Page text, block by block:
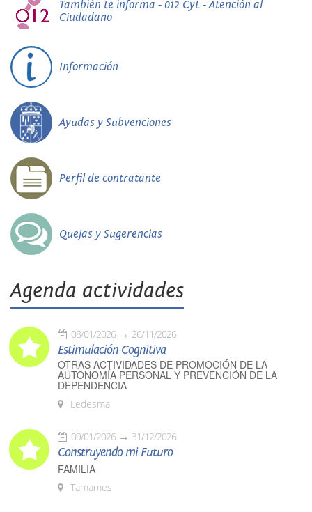
También te informa - 012 CyL - Atención al
Ciudadano
Información
Ayudas y Subvenciones
Perfil de contratante
Quejas y Sugerencias
Agenda actividades
08/01/2026 26/11/2026
Estimulación Cognitiva
OTRAS ACTIVIDADES DE PROMOCIÓN DE LA
AUTONOMÍA PERSONAL Y PREVENCIÓN DE LA
DEPENDENCIA
Ledesma
09/01/2026 31/12/2026
Construyendo mi Futuro
FAMILIA
Tamames